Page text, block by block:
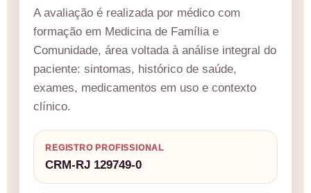
A avaliação é realizada por médico com
formação em Medicina de Família e
Comunidade, área voltada à análise integral do
paciente: sintomas, histórico de saúde,
exames, medicamentos em uso e contexto
clínico.
REGISTRO PROFISSIONAL
CRM-RJ 129749-0